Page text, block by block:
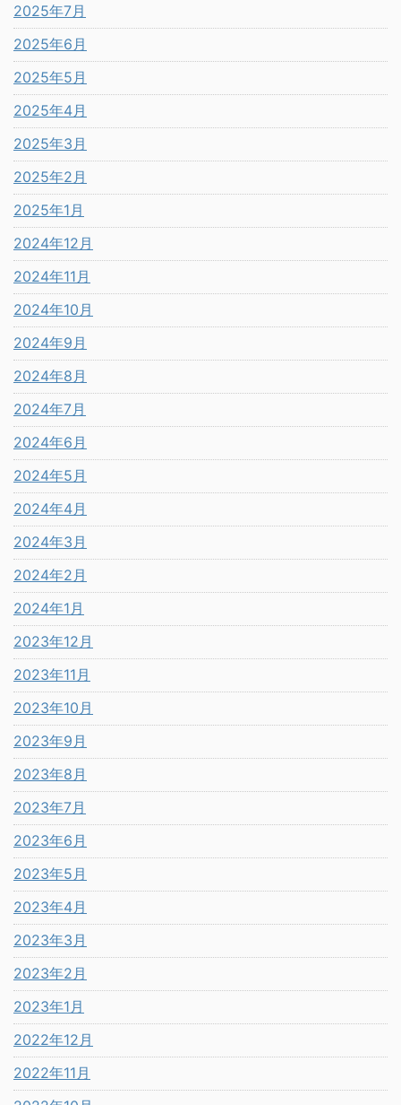
2025年7月
2025年6月
2025年5月
2025年4月
2025年3月
2025年2月
2025年1月
2024年12月
2024年11月
2024年10月
2024年9月
2024年8月
2024年7月
2024年6月
2024年5月
2024年4月
2024年3月
2024年2月
2024年1月
2023年12月
2023年11月
2023年10月
2023年9月
2023年8月
2023年7月
2023年6月
2023年5月
2023年4月
2023年3月
2023年2月
2023年1月
2022年12月
2022年11月